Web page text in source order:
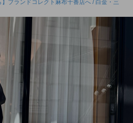
】ブランドコレクト麻布十番店へ / 白金・三